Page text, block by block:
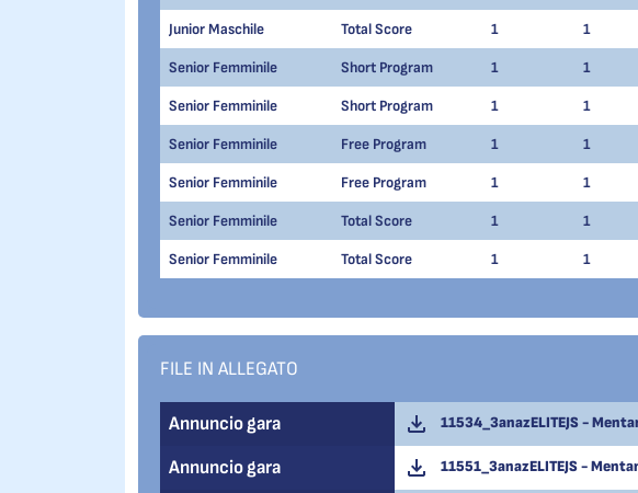
Junior Maschile Total Score 1 1
Senior Femminile Short Program 1 1
Senior Femminile Short Program 1 1
Senior Femminile Free Program 1 1
Senior Femminile Free Program 1 1
Senior Femminile Total Score 1 1
Senior Femminile Total Score 1 1
FILE IN ALLEGATO
Annuncio gara 11534_3anazELITEJS -
Annuncio gara 11551_3anazELITEJS -